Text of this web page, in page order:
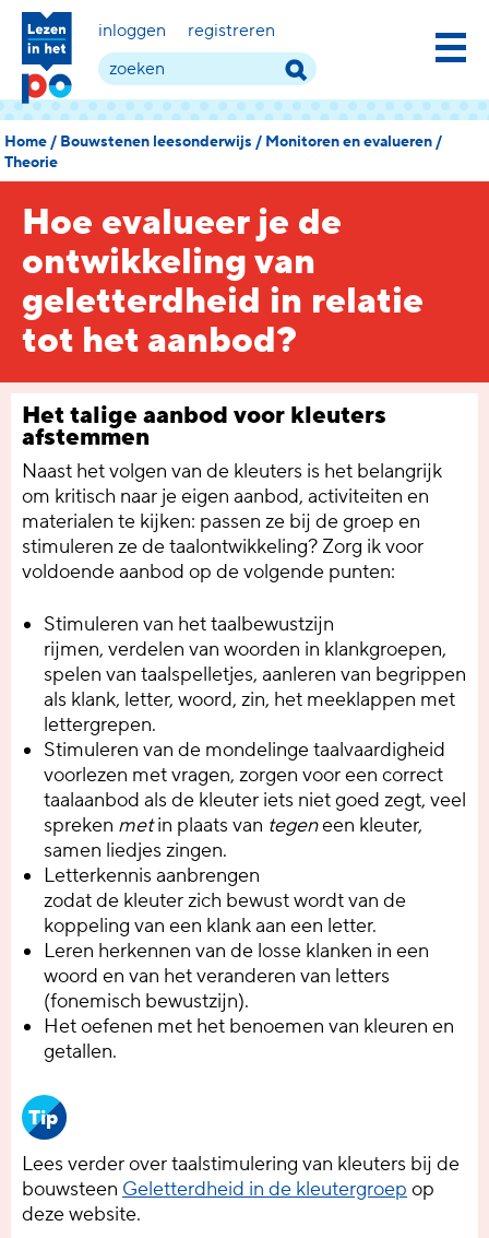
inloggen registreren
Home/ Bouwstenen leesonderwijs / Monitoren en evalueren/
Theorie
Hoe evalueer je de
ontwikkeling van
geletterdheid in relatie
tot het aanbod?
Het talige aanbod voor kleuters
afstemmen
Naast het volgen van de kleuters is het belangrijk
om kritisch naar je eigen aanbod, activiteiten en
materialen te kijken: passen ze bij de groep en
stimuleren ze de taalontwikkeling? Zorg ik voor
voldoende aanbod op de volgende punten:
Stimuleren van het taalbewustzijn
rijmen, verdelen van woorden in klankgroepen,
spelen van taalspelletjes, aanleren van begrippen
als klank, letter, woord, zin, het meeklappen met
lettergrepen.
Stimuleren van de mondelinge taalvaardigheid
voorlezen met vragen, zorgen voor een correct
taalaanbod als de kleuter iets niet goed zegt, veel
spreken metin plaats van tegeneen kleuter,
samen liedjes zingen.
Letterkennis aanbrengen
zodat de kleuter zich bewust wordt van de
koppeling van een klank aan een letter.
Leren herkennen van de losse klanken in een
woord en van het veranderen van letters
(fonemisch bewustzijn).
Het oefenen met het benoemen van kleuren en
getallen.
Tip
Lees verder over taalstimulering van kleuters bij de
bouwsteen Geletterdheid in de kleutergroep op
deze website.